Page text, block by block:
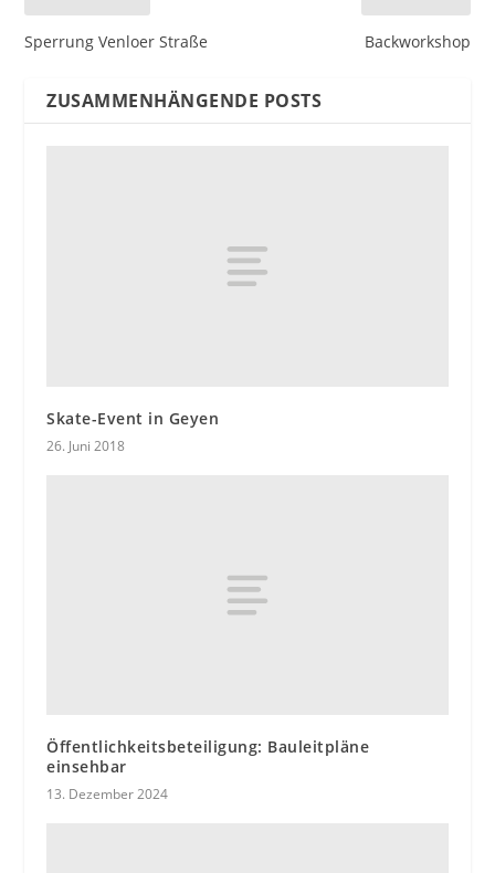
Sperrung Venloer Straße Backworkshop
ZUSAMMENHÄNGENDE POSTS
Skate-Event in Geyen
26. Juni 2018
Öffentlichkeitsbeteiligung: Bauleitpläne
einsehbar
13. Dezember 2024